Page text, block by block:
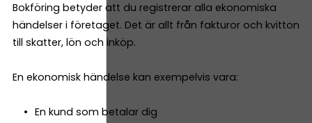
Bokföring betyder att du registrerar alla ekonomiska
händelser i företaget. Det är allt från fakturor och kvitton
till skatter, lön och inköp.
En ekonomisk händelse kan exempelvis vara:
En kund som betalar dig